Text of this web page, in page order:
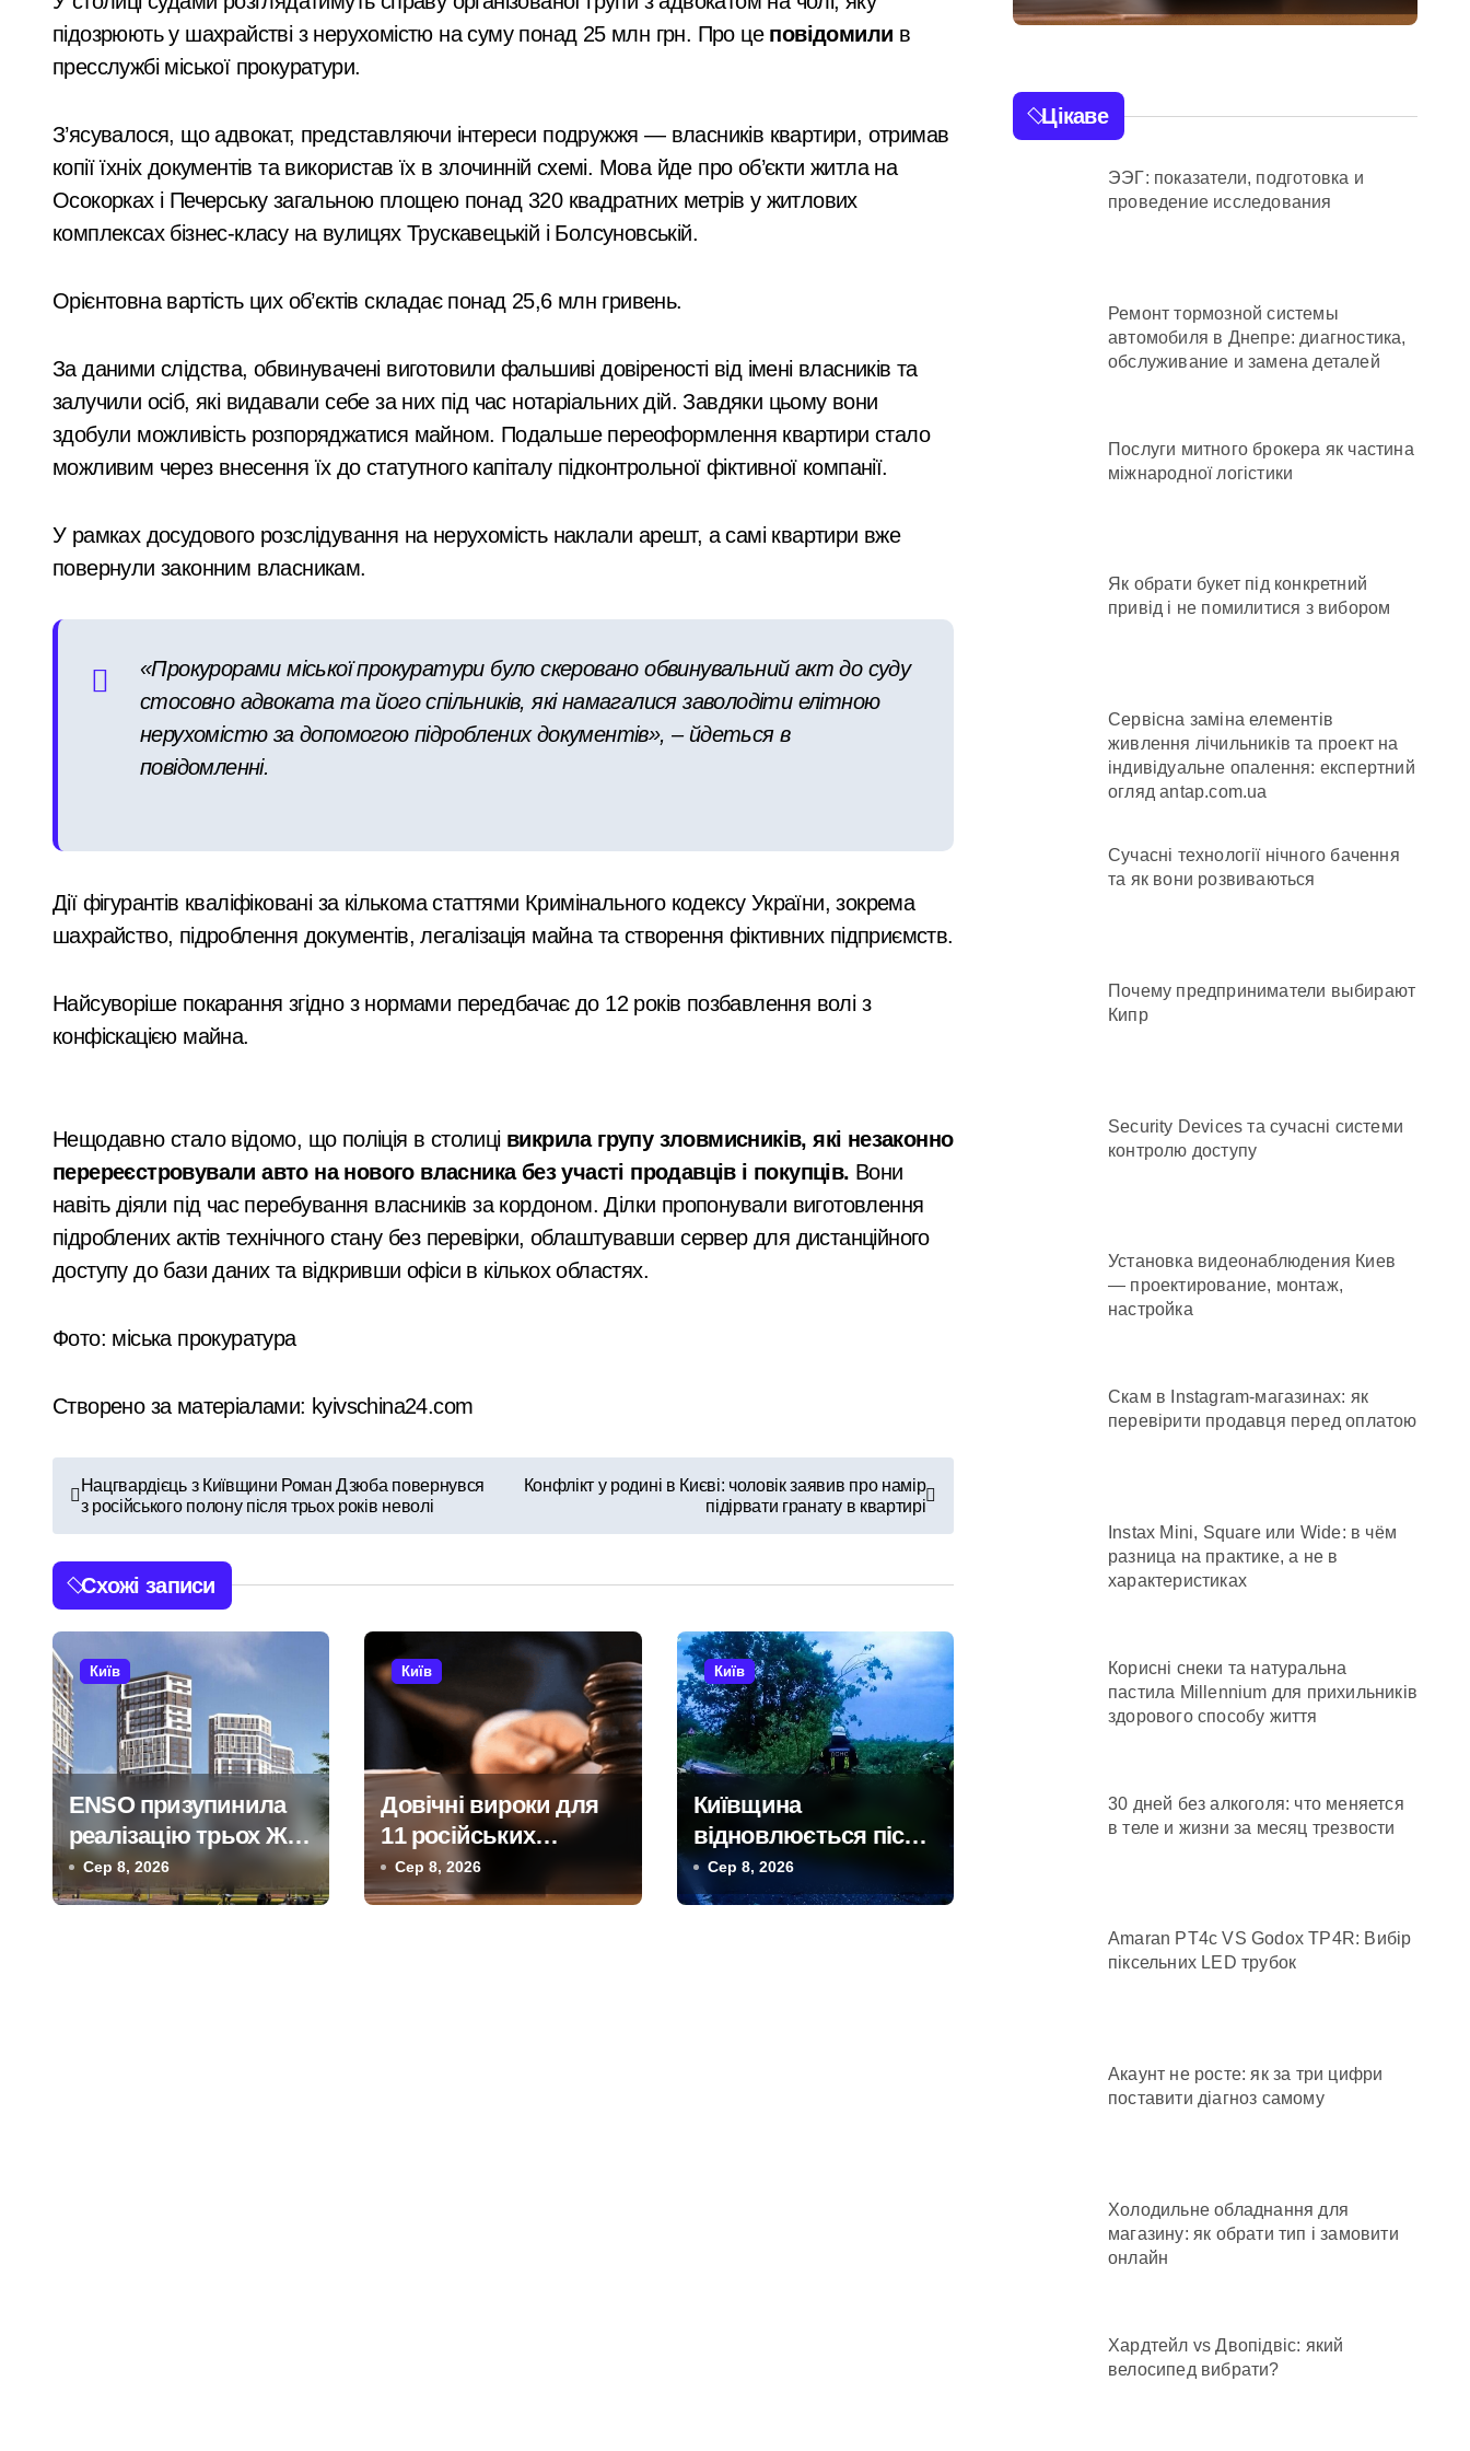
Київщина готова надати понад 400 тис. грн компенсацій: фінансова підтримка для постраждалих від війни підприємств
Сервісна заміна елементів живлення лічильників та проект на індивідуальне опалення: експертний огляд antap.com.ua
У Києві затримали 23-річного кур’єра: пенсіонерка втратила $18 тисяч через фейкового полковника СБУ
Підполковнику ПС ЗСУ пред’явили нові звинувачення: 6 квартир у Києві, апартаменти в Буковелі та активи на понад 20 млн грн
Ракетний удар по Києву: BOOKCHEF втратив більше 100 тисяч книг та всі свої запаси
Сучасні технології нічного бачення та як вони розвиваються
У Києві усунули витік 100 літрів аміаку після удару рф
Виявлено переплату понад 16,5 млн грн у закупівлі серверів: поліція Києва висунула підозру посадовцю Державної служби зайнятості
У Київському суді прийняли рішення щодо організатора ботоферми для російського сервісу
Прощальний «джекпот» на 83 мільйони: як керівник київської швидкої віддав бюджетні кошти шахраям
У Київській області 6 серпня вшанують пам’ять жертв російської агресії
«Зловмисна схема в Києві: корупція у службі в тилу на суму 26 тисяч доларів»
«Метро не зможе вмістити всіх»: після трагедії на станції «Квітнева» у Києві пропонують збільшити кількість бетонних укриттів
Розвиток резервного теплопостачання в Києві: місто разом з Агентством відновлення укладають контракти на понад 1,5 ГВт потужностей
Смертельний обстріл станції на Київщині: пояснення Укрзалізниці щодо заборони руху поїздів під час атак
ENSO призупинила реалізацію трьох ЖК у Києві: офіс закритий, телефони мовчать, керівник покинув місто
підозрюють у шахрайстві з нерухомістю на суму понад 25 млн грн. Про це повідомили в
пресслужбі міської прокуратури.
З’ясувалося, що адвокат, представляючи інтереси подружжя — власників квартири, отримав
копії їхніх документів та використав їх в злочинній схемі. Мова йде про об’єкти житла на
Осокорках і Печерську загальною площею понад 320 квадратних метрів у житлових
комплексах бізнес-класу на вулицях Трускавецькій і Болсуновській.
Орієнтовна вартість цих об’єктів складає понад 25,6 млн гривень.
За даними слідства, обвинувачені виготовили фальшиві довіреності від імені власників та
залучили осіб, які видавали себе за них під час нотаріальних дій. Завдяки цьому вони
здобули можливість розпоряджатися майном. Подальше переоформлення квартири стало
можливим через внесення їх до статутного капіталу підконтрольної фіктивної компанії.
У рамках досудового розслідування на нерухомість наклали арешт, а самі квартири вже
повернули законним власникам.
«Прокурорами міської прокуратури було скеровано обвинувальний акт до суду
стосовно адвоката та його спільників, які намагалися заволодіти елітною
нерухомістю за допомогою підроблених документів», – йдеться в
повідомленні.
Дії фігурантів кваліфіковані за кількома статтями Кримінального кодексу України, зокрема
шахрайство, підроблення документів, легалізація майна та створення фіктивних підприємств.
Найсуворіше покарання згідно з нормами передбачає до 12 років позбавлення волі з
конфіскацією майна.
Нещодавно стало відомо, що поліція в столиці викрила групу зловмисників, які незаконно
перереєстровували авто на нового власника без участі продавців і покупців. Вони
навіть діяли під час перебування власників за кордоном. Ділки пропонували виготовлення
підроблених актів технічного стану без перевірки, облаштувавши сервер для дистанційного
доступу до бази даних та відкривши офіси в кількох областях.
Фото: міська прокуратура
Створено за матеріалами: kyivschina24.com
Н
а
в
і
г
а
ц
і
я
з
Нацгвардієць з Київщини Роман Дзюба повернувся
з російського полону після трьох років неволі
Конфлікт у родині в Києві: чоловік заявив про намір
підірвати гранату в квартирі
Схожі записи
Київ
ENSO призупинила
реалізацію трьох ЖК
у Києві: офіс
закритий, телефони
Сер 8, 2026
Київ
Довічні вироки для
11 російських
військових за
розстріл цивільних
Сер 8, 2026
Київ
Київщина
відновлюється після
сильних буревіїв:
пошкоджено 62
Сер 8, 2026
стартувала з
ініціативи підтримки
освіти: області
передані 13
шкільних автобусів
закритий, телефони
мовчать, керівник
розстріл цивільних
Цікаве
ЭЭГ: показатели, подготовка и
проведение исследования
Ремонт тормозной системы
автомобиля в Днепре: диагностика,
обслуживание и замена деталей
Послуги митного брокера як частина
міжнародної логістики
Як обрати букет під конкретний
привід і не помилитися з вибором
Сервісна заміна елементів
живлення лічильників та проект на
індивідуальне опалення: експертний
огляд antap.com.ua
Сучасні технології нічного бачення
та як вони розвиваються
Почему предприниматели выбирают
Кипр
Security Devices та сучасні системи
контролю доступу
Установка видеонаблюдения Киев
— проектирование, монтаж,
настройка
Скам в Instagram-магазинах: як
перевірити продавця перед оплатою
Instax Mini, Square или Wide: в чём
разница на практике, а не в
характеристиках
Корисні снеки та натуральна
пастила Millennium для прихильників
здорового способу життя
30 дней без алкоголя: что меняется
в теле и жизни за месяц трезвости
Amaran PT4c VS Godox TP4R: Вибір
піксельних LED трубок
Акаунт не росте: як за три цифри
поставити діагноз самому
Холодильне обладнання для
магазину: як обрати тип і замовити
онлайн
Хардтейл vs Двопідвіс: який
велосипед вибрати?